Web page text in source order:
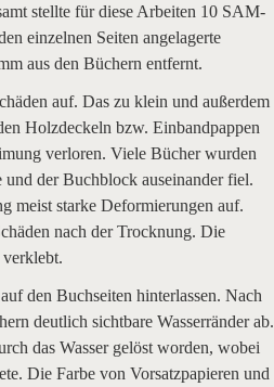
stellte für diese Arbeiten 10 SAM-
einzelnen Seiten angelagerte
aus den Büchern entfernt.
auf. Das zu klein und außerdem
Holzdeckeln bzw. Einbandpappen
verloren. Viele Bücher wurden
und der Buchblock auseinander fiel.
meist starke Deformierungen auf.
nach der Trocknung. Die
den Buchseiten hinterlassen. Nach
deutlich sichtbare Wasserränder ab.
das Wasser gelöst worden, wobei
Die Farbe von Vorsatzpapieren und